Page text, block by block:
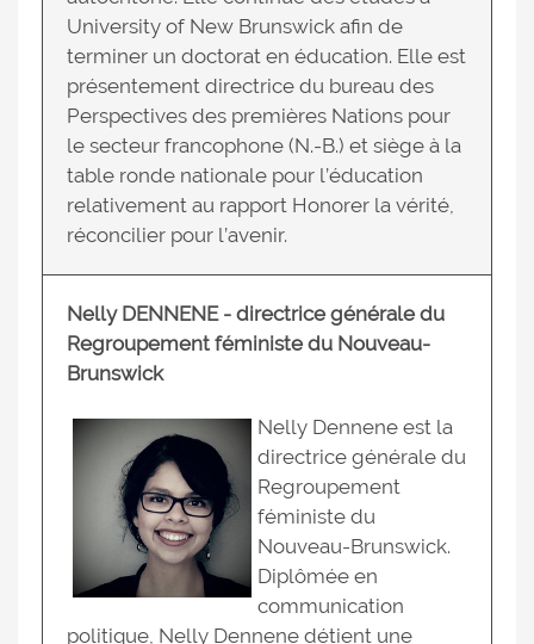
University of New Brunswick afin de
terminer un doctorat en éducation. Elle est
présentement directrice du bureau des
Perspectives des premières Nations pour
le secteur francophone (N.-B.) et siège à la
table ronde nationale pour l’éducation
relativement au rapport Honorer la vérité,
réconcilier pour l’avenir.
Nelly DENNENE - directrice générale du
Regroupement féministe du Nouveau-
Brunswick
Nelly Dennene est la
directrice générale du
Regroupement
féministe du
Nouveau-Brunswick.
Diplômée en
communication
politique, Nelly Dennene détient une